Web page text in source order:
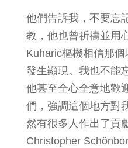
他們告訴我，不要忘
教，他也曾祈禱並用
Kuharić樞機相信那
發生顯現。我也不能
他甚至全心全意地歡
們，強調這個地方對
然有很多人作出了貢
Christopher